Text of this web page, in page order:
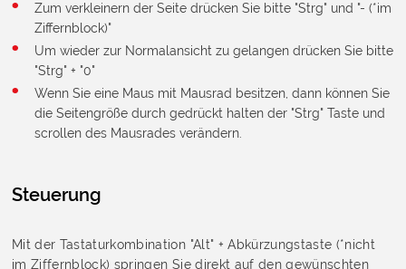
Zum verkleinern der Seite drücken Sie bitte "Strg" und "- (*im
Ziffernblock)"
Um wieder zur Normalansicht zu gelangen drücken Sie bitte
"Strg" + "0"
Wenn Sie eine Maus mit Mausrad besitzen, dann können Sie
die Seitengröße durch gedrückt halten der "Strg" Taste und
scrollen des Mausrades verändern.
Steuerung
Mit der Tastaturkombination "Alt" + Abkürzungstaste (*nicht
im Ziffernblock) springen Sie direkt auf den gewünschten